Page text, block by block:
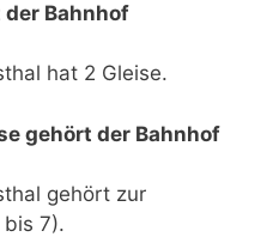
Bahnhof
hat 2 Gleise.
gehört der Bahnhof
gehört zur
bis 7).